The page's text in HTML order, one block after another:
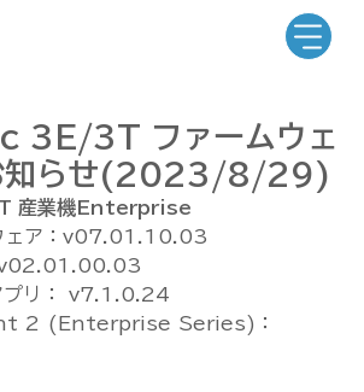
3E/3T ファームウェ
知らせ(2023/8/29)
産業機Enterprise
ェア：v07.01.10.03
v02.01.00.03
リ： v7.1.0.24
2 (Enterprise Series)：